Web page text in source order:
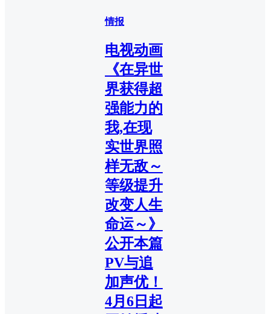
情报
电视动画
《在异世
界获得超
强能力的
我,在现
实世界照
样无敌～
等级提升
改变人生
命运～》
公开本篇
PV与追
加声优！
4月6日起